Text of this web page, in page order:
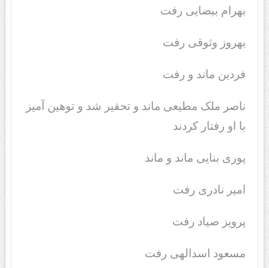
بهرام بیضایی رفت
بهروز وثوقی رفت
فردین ماند و رفت
ناصر ملک مطیعی ماند و تحقیر شد و توهین آمیز
با او رفتار کردند
پوری بنایی ماند و ماند
امیر نادری رفت
پرویز صیاد رفت
مسعود اسدالهی رفت